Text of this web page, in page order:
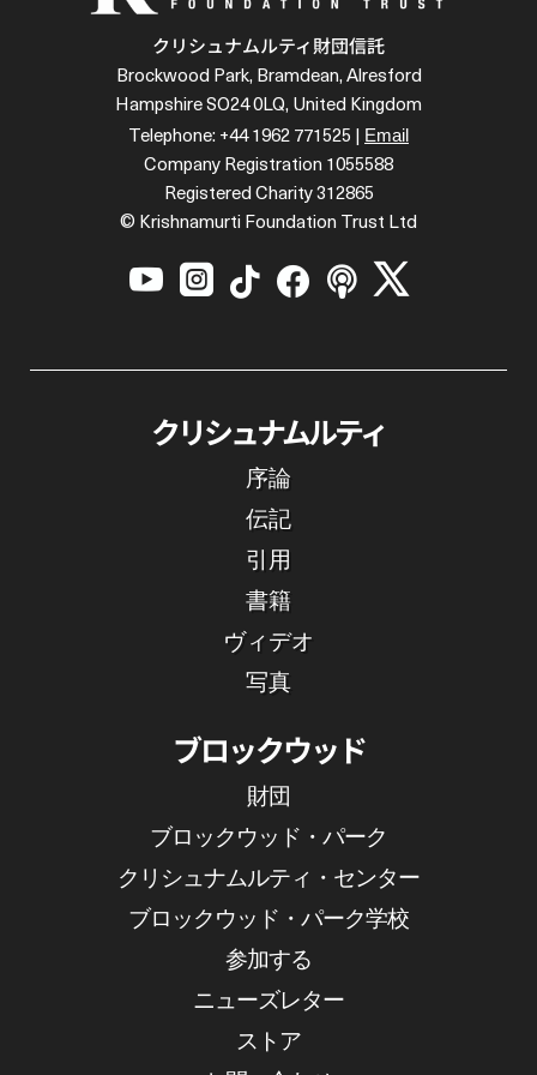
クリシュナムルティ財団信託
Brockwood Park, Bramdean, Alresford
Hampshire SO24 0LQ, United Kingdom
Telephone: +44 1962 771525 | Email
Company Registration 1055588
Registered Charity 312865
© Krishnamurti Foundation Trust Ltd
     
クリシュナムルティ
序論
伝記
引用
書籍
ヴィデオ
写真
ブロックウッド
財団
ブロックウッド・パーク
クリシュナムルティ・センター
ブロックウッド・パーク学校
参加する
ニューズレター
ストア